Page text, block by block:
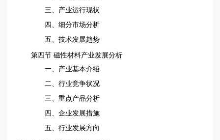
三、产业运行现状
四、细分市场分析
五、技术发展趋势
第四节 磁性材料产业发展分析
一、产业基本介绍
二、行业竞争状况
三、重点产品分析
四、企业发展措施
五、行业发展方向